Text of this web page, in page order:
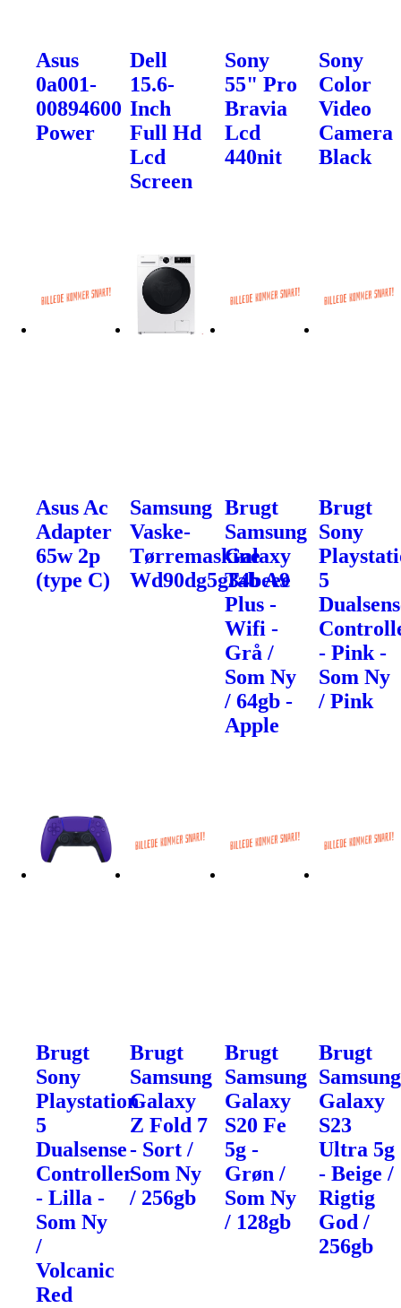
Asus
0a001-
00894600
Power
Dell
15.6-
Inch
Full Hd
Lcd
Screen
Sony
55" Pro
Bravia
Lcd
440nit
Sony
Color
Video
Camera
Black
Asus Ac
Adapter
65w 2p
(type C)
Samsung
Vaske-
Tørremaskine
Wd90dg5g34beee
Brugt
Samsung
Galaxy
Tab A9
Plus -
Wifi -
Grå /
Som Ny
/ 64gb -
Apple
Brugt
Sony
5
- Pink -
Som Ny
/ Pink
Brugt
Sony
Playstation
5
Dualsense
Controller
- Lilla -
Som Ny
/
Volcanic
Red
Brugt
Samsung
Galaxy
Z Fold 7
- Sort /
Som Ny
/ 256gb
Brugt
Samsung
Galaxy
S20 Fe
5g -
Grøn /
Som Ny
/ 128gb
Brugt
Samsung
Galaxy
S23
Ultra 5g
- Beige /
Rigtig
God /
256gb